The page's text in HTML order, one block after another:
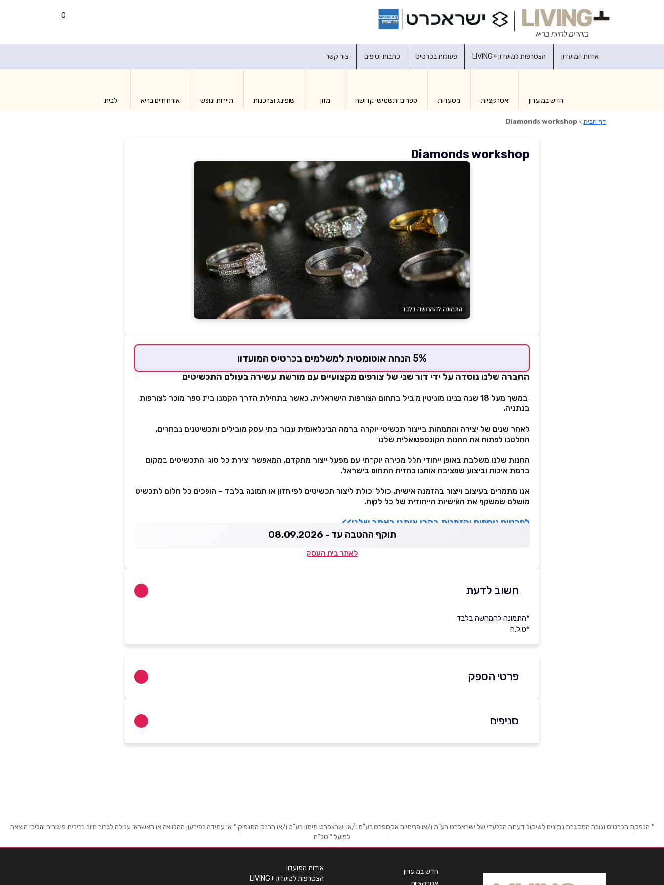
0
אודות המועדון הצטרפות למועדון +LIVING פעולות בכרטיס כתבות וטיפים צור קשר
חדש במועדון אטרקציות מסעדות ספרים ותשמישי קדושה מזון שופינג וצרכנות תיירות ונופש אורח חיים בריא לבית
דף הבית>
Diamonds workshop
Diamonds workshop
5% הנחה אוטומטית למשלמים בכרטיס המועדון
החברה שלנו נוסדה על ידי דור שני של צורפים מקצועיים עם מורשת עשירה בעולם התכשיטים
במשך מעל 18 שנה בנינו מוניטין מוביל בתחום הצורפות הישראלית, כאשר בתחילת הדרך הקמנו בית ספר מוכר לצורפות
בנתניה.
לאחר שנים של יצירה והתמחות בייצור תכשיטי יוקרה ברמה הבינלאומית עבור בתי עסק מובילים ותכשיטנים נבחרים,
החלטנו לפתוח את החנות הקונספטואלית שלנו
החנות שלנו משלבת באופן ייחודי חלל מכירה יוקרתי עם מפעל ייצור מתקדם, המאפשר יצירת כל סוגי התכשיטים במקום
ברמת איכות וביצוע שמציבה אותנו בחזית התחום בישראל.
אנו מתמחים בעיצוב וייצור בהזמנה אישית, כולל יכולת ליצור תכשיטים לפי חזון או תמונה בלבד – הופכים כל חלום לתכשיט
מושלם שמשקף את האישיות הייחודית של כל לקוח.
לפרטים נוספים והזמנות בקרו אותנו באתר שלנו>>
תוקף ההטבה עד - 08.09.2026
לאתר בית העסק
חשוב לדעת
*התמונה להמחשה בלבד
*ט.ל.ח
פרטי הספק
באתר
סניפים
רמת גן
* הנפקת הכרטיס וגובה המסגרת נתונים לשיקול דעתה הבלעדי של ישראכרט בע"מ ו/או פרימיום אקספרס בע"מ ו/או ישראכרט מימון בע"מ ו/או הבנק המנפיק * אי עמידה בפירעון ההלוואה או האשראי עלולה לגרור חיוב בריבית פיגורים והליכי הוצאה
לפועל * טל"ח
חדש במועדון
אטרקציות
אודות המועדון
הצטרפות למועדון +LIVING